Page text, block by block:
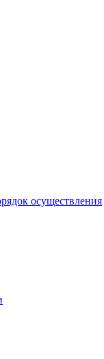
осуществления